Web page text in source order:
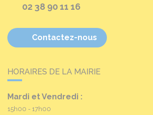
02 38 90 11 16
Contactez-nous
HORAIRES DE LA MAIRIE
Mardi et Vendredi :
15h00 - 17h00